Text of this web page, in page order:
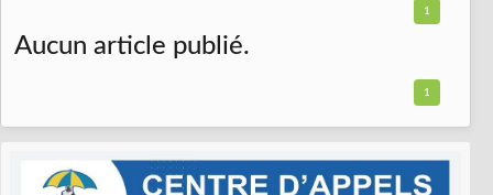
1
Aucun article publié.
1